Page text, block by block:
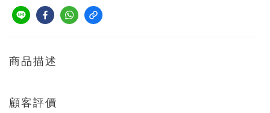
商品描述
顧客評價